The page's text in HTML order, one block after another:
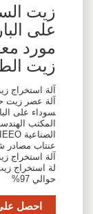
زيت
على
مورد
زيت
آلة استخراج
آلة عصر زيت
سوداء على
المكتب
عنتاب مصادر
آلة استخراج
لة استخراج
حوالي 97%
احصل